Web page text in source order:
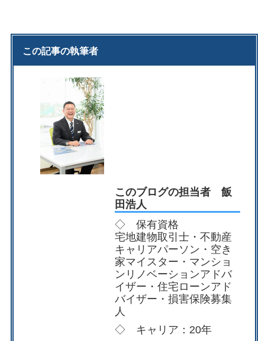
この記事の執筆者
このブログの担当者 飯
田浩人
◇ 保有資格
宅地建物取引士・不動産
キャリアパーソン・空き
家マイスター・マンショ
ンリノベーションアドバ
イザー・住宅ローンアド
バイザー・損害保険募集
人
◇ キャリア：20年